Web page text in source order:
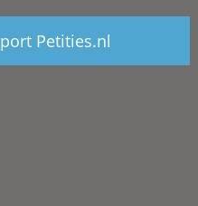
Petities.nl